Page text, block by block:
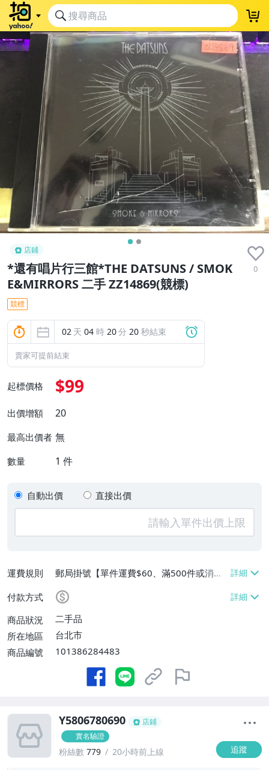
店鋪
*還有唱片行三館*THE DATSUNS / SMOK
E&MIRRORS 二手 ZZ14869(競標)
0
競標
02 天 04 時 20分 20 秒結束
賣家可提前結束
起標價格 $99
出價增額 20
最高出價者 無
數量 1 件
自動出價 直接出價
運費規則
郵局掛號【單件運費$60、滿500件或消費
滿$20000免運費】
付款方式
商品狀況
二手品
所在地區
台北市
商品編號
101386284483
Y5806780690
店鋪
實名驗證
粉絲數 779 20小時前上線 追蹤